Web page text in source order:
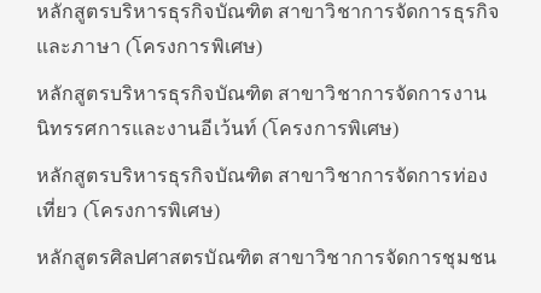
หลักสูตรบริหารธุรกิจบัณฑิต สาขาวิชาการจัดการธุรกิจ
และภาษา (โครงการพิเศษ)
หลักสูตรบริหารธุรกิจบัณฑิต สาขาวิชาการจัดการงาน
นิทรรศการและงานอีเว้นท์ (โครงการพิเศษ)
หลักสูตรบริหารธุรกิจบัณฑิต สาขาวิชาการจัดการท่อง
เที่ยว (โครงการพิเศษ)
หลักสูตรศิลปศาสตรบัณฑิต สาขาวิชาการจัดการชุมชน